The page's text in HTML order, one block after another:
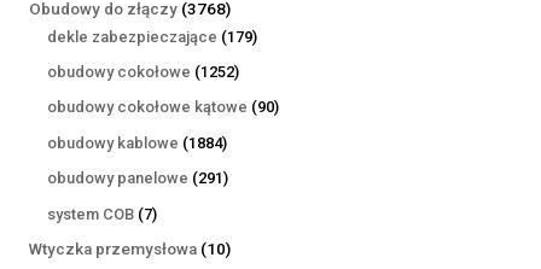
Obudowy do złączy 37683768
produktów
dekle zabezpieczające 179179
obudowy cokołowe 12521252
produkty
obudowy cokołowe kątowe 9090
obudowy kablowe 18841884
produkty
obudowy panelowe 291291
system COB 77
produktów
Wtyczka przemysłowa 1010